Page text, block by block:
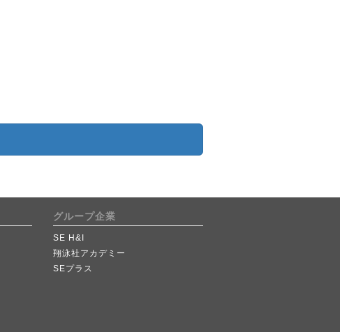
グループ企業
SE H&I
翔泳社アカデミー
SEプラス